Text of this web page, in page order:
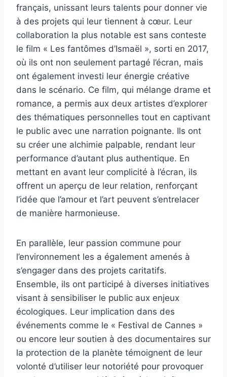
français, unissant leurs talents pour donner vie
à des projets qui leur tiennent à cœur. Leur
collaboration la plus notable est sans conteste
le film « Les fantômes d’Ismaël », sorti en 2017,
où ils ont non seulement partagé l’écran, mais
ont également investi leur énergie créative
dans le scénario. Ce film, qui mélange drame et
romance, a permis aux deux artistes d’explorer
des thématiques personnelles tout en captivant
le public avec une narration poignante. Ils ont
su créer une alchimie palpable, rendant leur
performance d’autant plus authentique. En
mettant en avant leur complicité à l’écran, ils
offrent un aperçu de leur relation, renforçant
l’idée que l’amour et l’art peuvent s’entrelacer
de manière harmonieuse.
En parallèle, leur passion commune pour
l’environnement les a également amenés à
s’engager dans des projets caritatifs.
Ensemble, ils ont participé à diverses initiatives
visant à sensibiliser le public aux enjeux
écologiques. Leur implication dans des
événements comme le « Festival de Cannes »
ou encore leur soutien à des documentaires sur
la protection de la planète témoignent de leur
volonté d’utiliser leur notoriété pour provoquer